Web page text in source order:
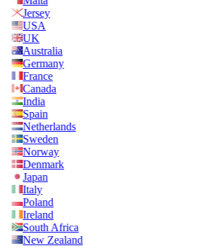
Jersey
USA
UK
Australia
Germany
France
Canada
India
Spain
Netherlands
Sweden
Norway
Denmark
Japan
Italy
Poland
Ireland
South Africa
New Zealand